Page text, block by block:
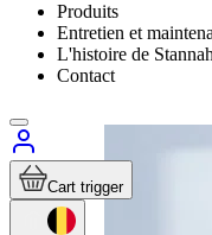
Produits
Entretien et
L'histoire de Stannah
Contact
Cart trigger